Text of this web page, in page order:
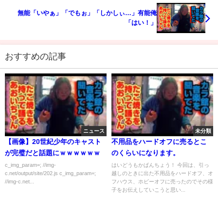
無能「いやぁ」「でもぉ」「しかしぃ…」有能俺
「はい！」
おすすめの記事
ニュース
【画像】20世紀少年のキャスト
が完璧だと話題にｗｗｗｗｗｗ
c_img_param=; //img-
c.net/output/site/202.js c_img_param=;
//img-c.net...
未分類
不用品をハードオフに売るとこ
のくらいになります。
はいどうもかぱんちょう！ 今回は、引っ
越しのときに出た不用品をハードオフ、オ
フハウス、ホビーオフに売ったのでその様
子をお伝えしていこうと思い...